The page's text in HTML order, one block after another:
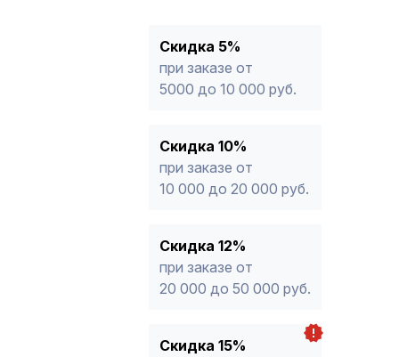
* -Для заказов, состоящих
кабельной продукции,
ограничена 12%
Скидка 5%
при заказе от
5000 до 10 000 руб.
Скидка 10%
при заказе от
10 000 до 20 000 руб.
Скидка 12%
при заказе от
20 000 до 50 000 руб.
Скидка 15%